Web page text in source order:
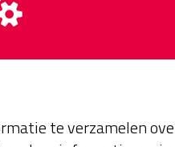
te verzamelen